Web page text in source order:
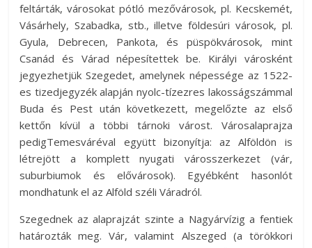
feltárták, városokat pótló mezővárosok, pl. Kecskemét,
Vásárhely, Szabadka, stb., illetve földesúri városok, pl.
Gyula, Debrecen, Pankota, és püspökvárosok, mint
Csanád és Várad népesítettek be. Királyi városként
jegyezhetjük Szegedet, amelynek népessége az 1522-
es tizedjegyzék alapján nyolc-tízezres lakosságszámmal
Buda és Pest után következett, megelőzte az első
kettőn kívül a többi tárnoki várost. Városalaprajza
pedigTemesváréval együtt bizonyítja: az Alföldön is
létrejött a komplett nyugati városszerkezet (vár,
suburbiumok és elővárosok). Egyébként hasonlót
mondhatunk el az Alföld széli Váradról.
Szegednek az alaprajzát szinte a Nagyárvízig a fentiek
határozták meg. Vár, valamint Alszeged (a törökkori